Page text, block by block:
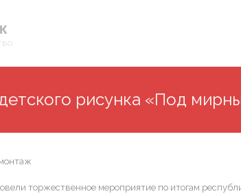
рисунка «Под
торжественное мероприятие по итогам